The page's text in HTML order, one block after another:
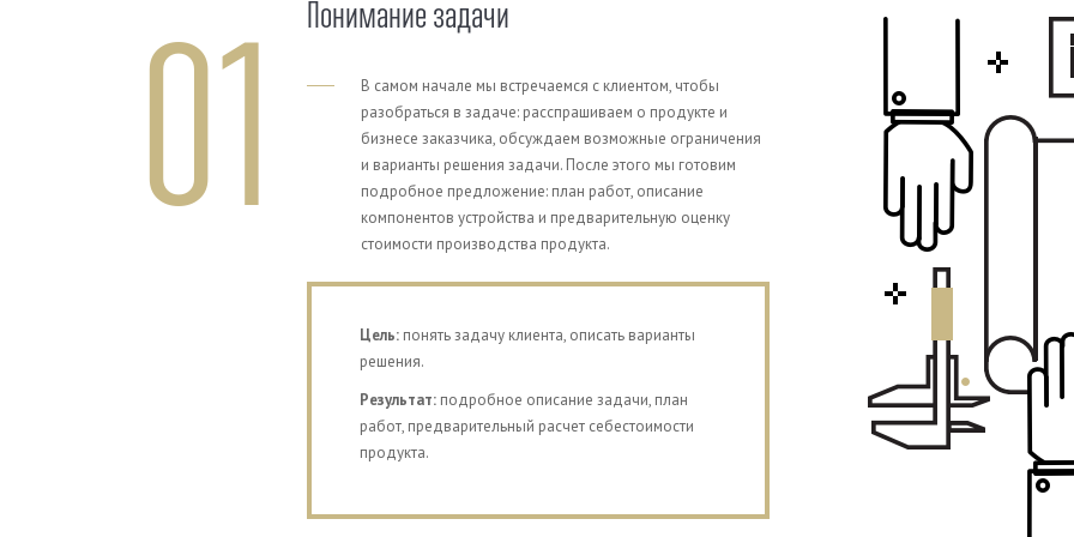
01
Понимание задачи
В самом начале мы встречаемся с клиентом, чтобы
разобраться в задаче: расспрашиваем о продукте и
бизнесе заказчика, обсуждаем возможные ограничения
и варианты решения задачи. После этого мы готовим
подробное предложение: план работ, описание
компонентов устройства и предварительную оценку
стоимости производства продукта.
Цель:понять задачу клиента, описать варианты
решения.
Результат:подробное описание задачи, план
работ, предварительный расчет себестоимости
продукта.